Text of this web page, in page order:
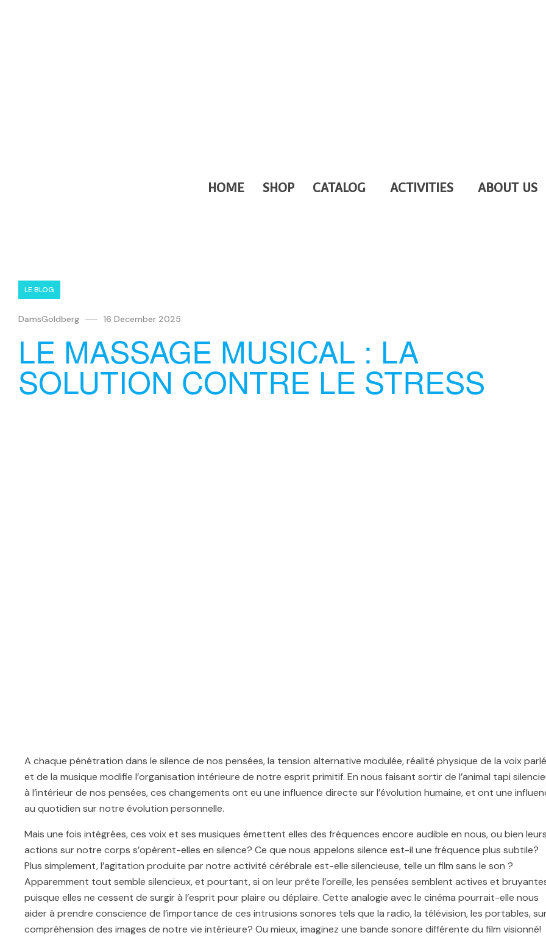
HOME SHOP CATALOG ACTIVITIES ABOUT US
LE BLOG
DamsGoldberg 16 December 2025
LE MASSAGE MUSICAL : LA
SOLUTION CONTRE LE STRESS
A chaque pénétration dans le silence de nos pensées, la tension alternative modulée, réalité physique de la voix
et de la musique modifie l’organisation intérieure de notre esprit primitif. En nous faisant sortir de l’animal tapi
à l’intérieur de nos pensées, ces changements ont eu une influence directe sur l’évolution humaine, et ont une
au quotidien sur notre évolution personnelle.
Mais une fois intégrées, ces voix et ses musiques émettent elles des fréquences encore audible en nous, ou bien leurs
actions sur notre corps s’opèrent-elles en silence? Ce que nous appelons silence est-il une fréquence plus subtile?
Plus simplement, l’agitation produite par notre activité cérébrale est-elle silencieuse, telle un film sans le son ?
Apparemment tout semble silencieux, et pourtant, si on leur prête l’oreille, les pensées semblent actives et
puisque elles ne cessent de surgir à l’esprit pour plaire ou déplaire. Cette analogie avec le cinéma pourrait-elle nous
aider à prendre conscience de l’importance de ces intrusions sonores tels que la radio, la télévision, les portables,
compréhension des images de notre vie intérieure? Ou mieux, imaginez une bande sonore différente du film visionné!